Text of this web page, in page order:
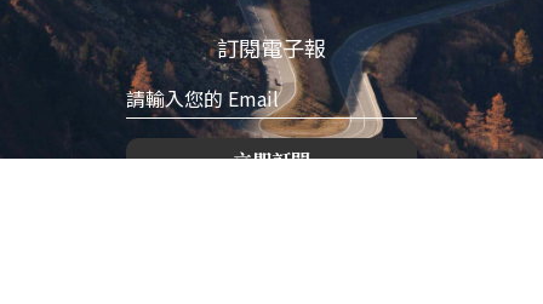
訂閱電子報
立即訂閱